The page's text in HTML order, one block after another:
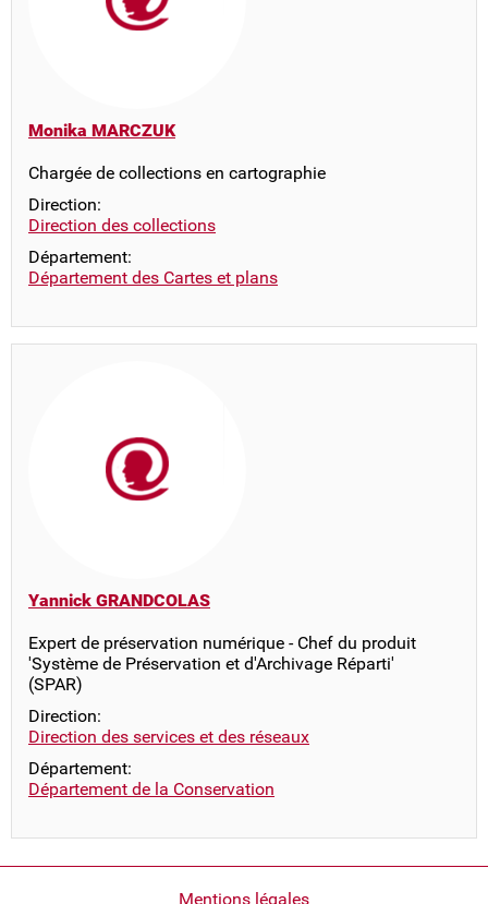
Monika MARCZUK
Chargée de collections en cartographie
Direction:
Direction des collections
Département:
Département des Cartes et plans
Yannick GRANDCOLAS
Expert de préservation numérique - Chef du produit
'Système de Préservation et d'Archivage Réparti'
(SPAR)
Direction:
Direction des services et des réseaux
Département:
Département de la Conservation
Mentions légales